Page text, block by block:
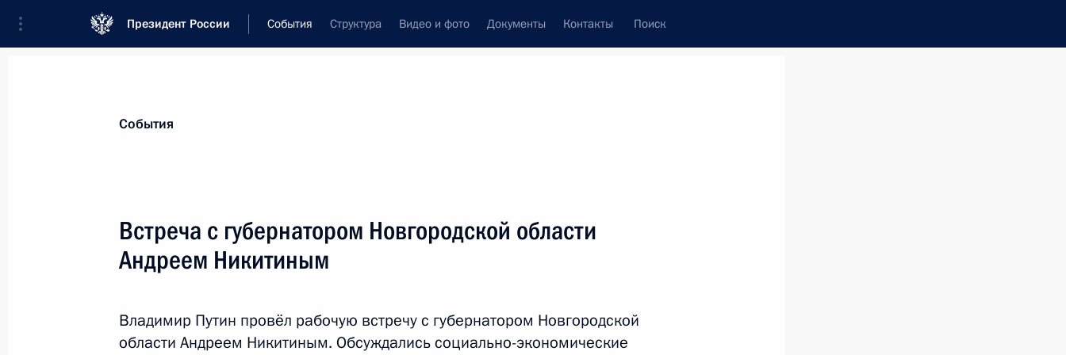
Президент России События Структура Видео и фото Документы Контакты Поиск
Новости
4 октября 2022 года, вторник
Воскресенским
4 октября 2022 года, 14:40 Москва, Кремль
События
Встреча с губернатором Новгородской области
Андреем Никитиным
Владимир Путин провёл рабочую встречу с губернатором Новгородской
области Андреем Никитиным. Обсуждались социально-экономические